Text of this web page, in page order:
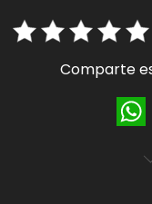
Comparte
h